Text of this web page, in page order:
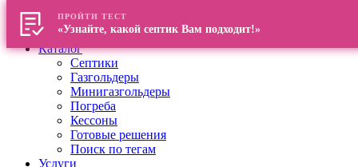
Главная
О компании
Каталог
Септики
Газгольдеры
Минигазгольдеры
Погреба
Кессоны
Готовые решения
Поиск по тегам
Услуги
ПРОЙТИ ТЕСТ
«Узнайте, какой септик Вам подходит!»